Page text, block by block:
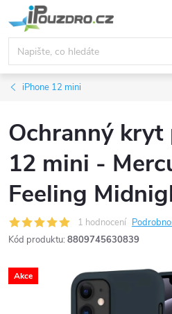
na
obsah
iPhone 12 mini
Ochranný kryt
12 mini -
Feeling
1 hodnocení
Kód produktu: 8809745630839
Akce